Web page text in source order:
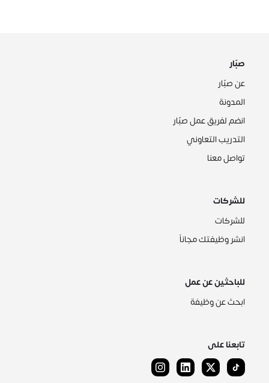
صبّار
عن صبّار
المدونة
انضم لفريق عمل صبّار
التدريب التعاوني
تواصل معنا
للشركات
للشركات
انشر وظيفتك مجاناً
للباحثين عن عمل
ابحث عن وظيفة
تابعنا على